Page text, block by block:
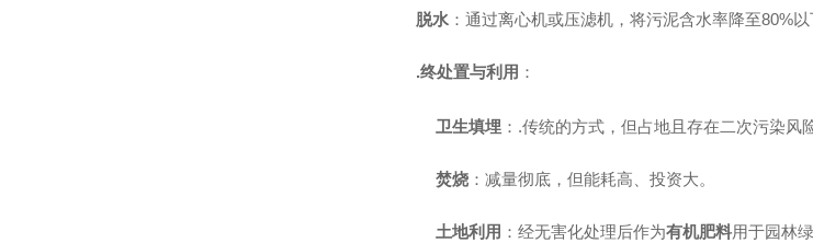
脱水 ：通过离心机或压滤机，将污泥含水率降至80%以
.终处置与利用 ：
卫生填埋 ：.传统的方式，但占地且存在二次污染风
焚烧 ：减量彻底，但能耗高、投资大。
土地利用 ：经无害化处理后作为有机肥料用于园林